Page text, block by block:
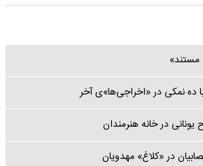
ده نمکی در «اخراجی‌ها»ی آخر
در خانه هنرمندان
در «کلاغ» مهدویان